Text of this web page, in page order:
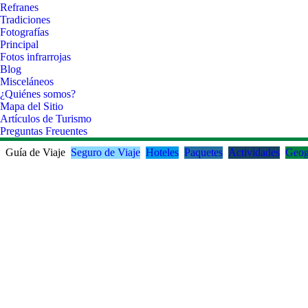
Refranes
Tradiciones
Fotografías
Principal
Fotos infrarrojas
Blog
Misceláneos
¿Quiénes somos?
Mapa del Sitio
Artículos de Turismo
Preguntas Freuentes
Guía de Viaje Seguro de Viaje Hoteles Paquetes Actividades